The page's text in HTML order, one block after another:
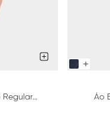
Regular
Áo